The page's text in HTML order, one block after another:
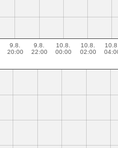
9.8.
20:00
9.8.
22:00
10.8.
00:00
10.8.
02:00